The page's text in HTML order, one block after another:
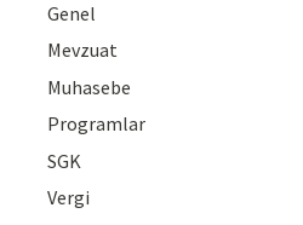
Genel
Mevzuat
Muhasebe
Programlar
SGK
Vergi